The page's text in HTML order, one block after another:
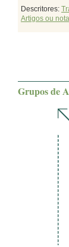
Descritores:
Artigos ou
Grupos de